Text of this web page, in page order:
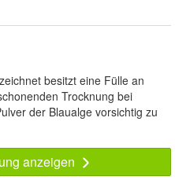
besitzt eine Fülle an
Trocknung bei
der Blaualge vorsichtig zu
anzeigen